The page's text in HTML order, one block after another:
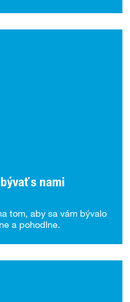
s nami
tom, aby sa vám bývalo
a pohodlne.